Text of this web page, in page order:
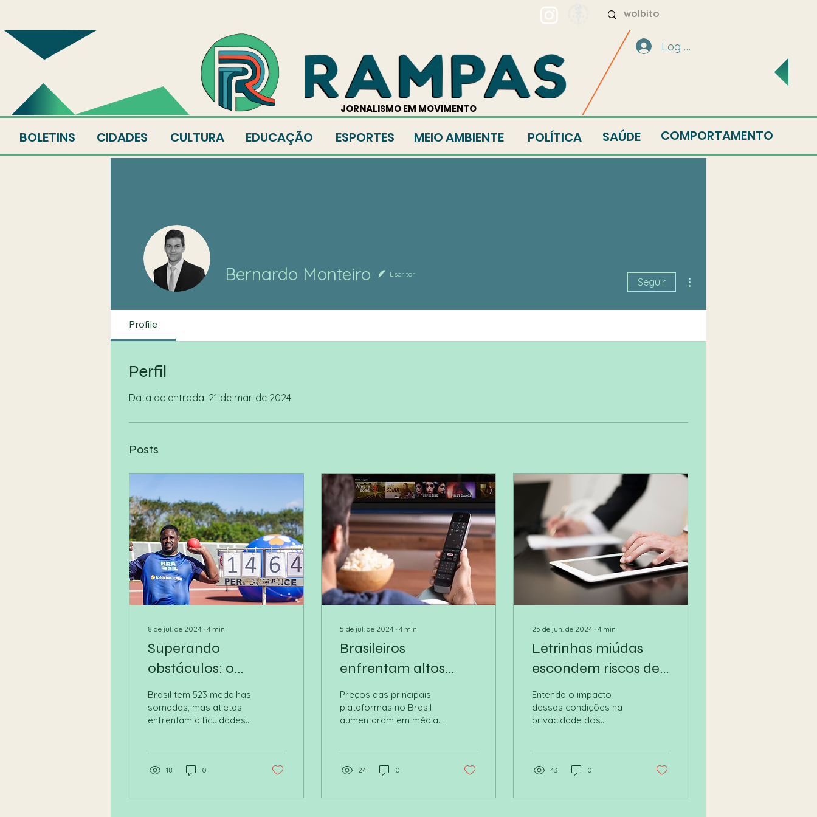
JORNALISMO EM MOVIMENTO
Log In
CIDADES CULTURA
BOLETINS ESPORTES MEIO AMBIENTE
EDUCAÇÃO POLÍTICA SAÚDE COMPORTAMENTO
Bernardo Monteiro Escritor
Seguir
Profile
Perfil
Data de entrada: 21 de mar. de 2024
Posts
8 de jul. de 2024 ∙ 4 min
Superando
obstáculos: o
caminho dos
brasileiros até as
Olimpíadas e
Paralimpíadas
Brasil tem 523 medalhas
somadas, mas atletas
enfrentam dificuldades
18 0
5 de jul. de 2024 ∙ 4 min
Brasileiros
enfrentam altos
custos para acessar
serviços de
streaming
Preços das principais
plataformas no Brasil
aumentaram em média
24 0
25 de jun. de 2024 ∙ 4 min
Letrinhas miúdas
escondem riscos de
termos de uso das
redes sociais
Entenda o impacto
dessas condições na
privacidade dos
43 0